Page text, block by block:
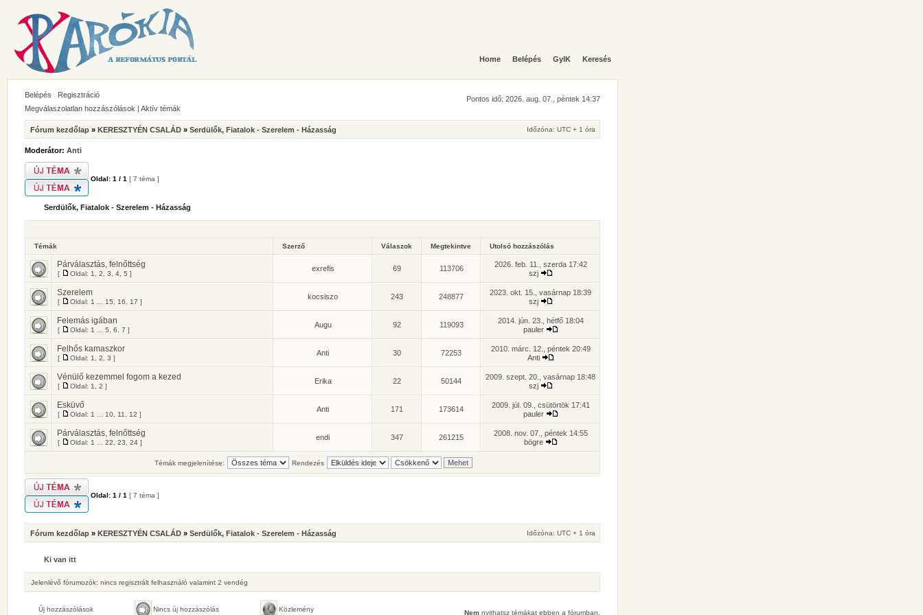
Home Belépés GyIK Keresés
Belépés Regisztráció
Pontos idő: 2026. aug. 07., péntek 14:37
Megválaszolatlan hozzászólások | Aktív témák
Fórum kezdőlap » KERESZTYÉN CSALÁD » Serdülők, Fiatalok - Szerelem - Házasság Időzóna: UTC + 1 óra
Moderátor: Anti
Oldal: 1 / 1 [ 7 téma ]
Serdülők, Fiatalok - Szerelem - Házasság
Témák Szerző Válaszok Megtekintve Utolsó hozzászólás
Párválasztás, felnőttség
[ Oldal: 1 2 3 4 5 ]
exrefis 69 113706
2026. feb. 11., szerda 17:42
szj
Szerelem
[ Oldal: 1 15 16 17 ]
kocsiszo 243 248877
2023. okt. 15., vasárnap 18:39
szj
Felemás igában
[ Oldal: 1 5 6 7 ]
Augu 92 119093
2014. jún. 23., hétfő 18:04
pauler
Felhős kamaszkor
[ Oldal: 1 2 3 ]
Anti 30 72253
2010. márc. 12., péntek 20:49
Anti
Vénülő kezemmel fogom a kezed
[ Oldal: 1 2 ]
Erika 22 50144
2009. szept. 20., vasárnap 18:48
szj
Esküvő
[ Oldal: 1 10 11 12 ]
Anti 171 173614
2009. júl. 09., csütörtök 17:41
pauler
Párválasztás, felnőttség
[ Oldal: 1 22 23 24 ]
endi 347 261215
2008. nov. 07., péntek 14:55
bögre
Témák megjelenítése: Rendezés
Oldal: 1 / 1 [ 7 téma ]
Fórum kezdőlap » KERESZTYÉN CSALÁD » Serdülők, Fiatalok - Szerelem - Házasság Időzóna: UTC + 1 óra
Ki van itt
Jelenlévő fórumozók: nincs regisztrált felhasználó valamint 2 vendég
Új hozzászólások Nincs új hozzászólás Közlemény Nem nyithatsz témákat ebben a fórumban.